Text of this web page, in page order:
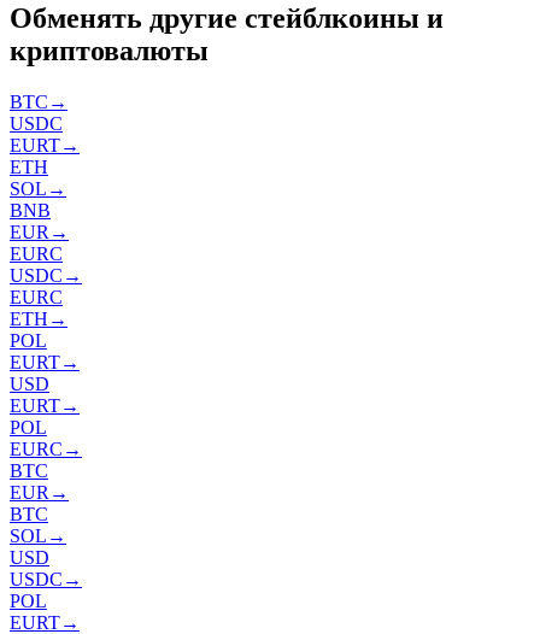
Обменять другие стейблкоины и
криптовалюты
BTC →
USDC
EURT→
ETH
SOL →
BNB
EUR →
EURC
USDC →
EURC
ETH →
POL
EURT→
USD
EURT→
POL
EURC →
BTC
EUR →
BTC
SOL →
USD
USDC →
POL
EURT→